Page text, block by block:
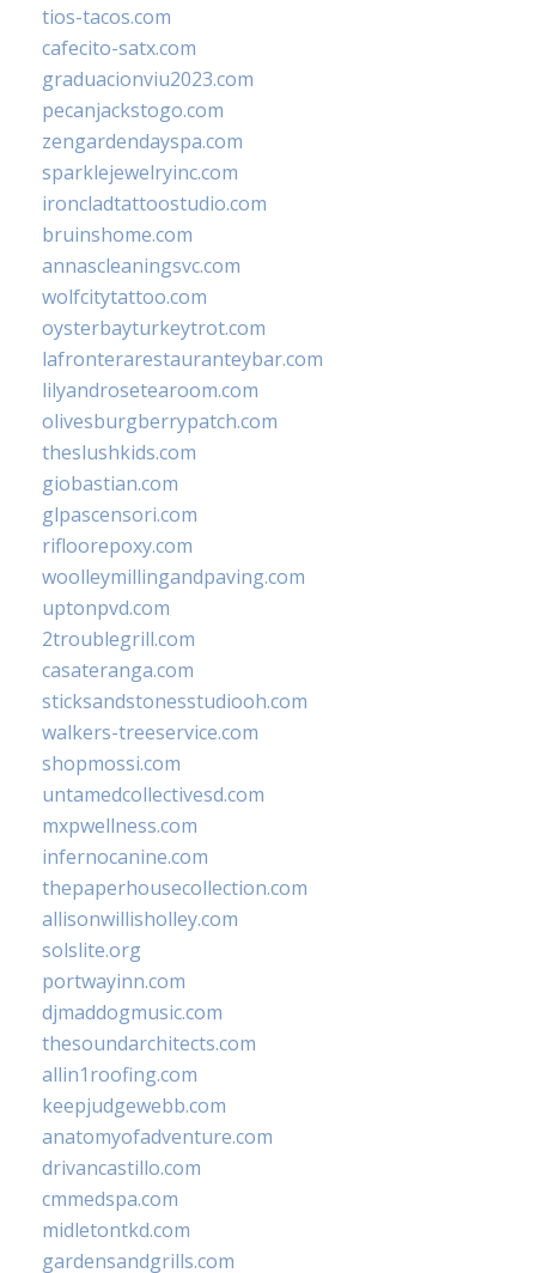
tios-tacos.com
cafecito-satx.com
graduacionviu2023.com
pecanjackstogo.com
zengardendayspa.com
sparklejewelryinc.com
ironcladtattoostudio.com
bruinshome.com
annascleaningsvc.com
wolfcitytattoo.com
oysterbayturkeytrot.com
lafronterarestauranteybar.com
lilyandrosetearoom.com
olivesburgberrypatch.com
theslushkids.com
giobastian.com
glpascensori.com
rifloorepoxy.com
woolleymillingandpaving.com
uptonpvd.com
2troublegrill.com
casateranga.com
sticksandstonesstudiooh.com
walkers-treeservice.com
shopmossi.com
untamedcollectivesd.com
mxpwellness.com
infernocanine.com
thepaperhousecollection.com
allisonwillisholley.com
solslite.org
portwayinn.com
djmaddogmusic.com
thesoundarchitects.com
allin1roofing.com
keepjudgewebb.com
anatomyofadventure.com
drivancastillo.com
cmmedspa.com
midletontkd.com
gardensandgrills.com